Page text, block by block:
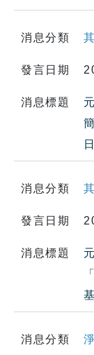
消息分類
發言日期
消息標題
消息分類
發言日期
消息標題
消息分類